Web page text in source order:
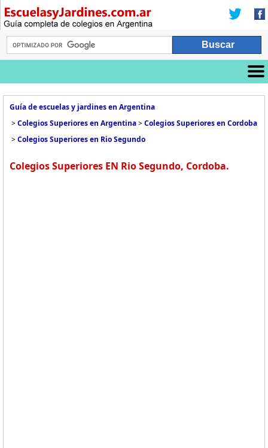
Guía de escuelas y jardines en Argentina
>Colegios Superiores en Argentina>Colegios Superiores en Cordoba
>Colegios Superiores en Rio Segundo
Colegios Superiores EN Rio Segundo, Cordoba.